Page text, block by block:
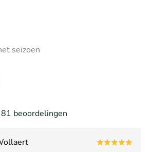
seizoen
81 beoordelingen